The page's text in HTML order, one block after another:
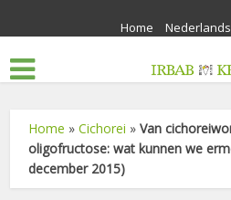
Home Nederlands
Home »Cichorei »Van
oligofructose: wat kunnen we
december 2015)